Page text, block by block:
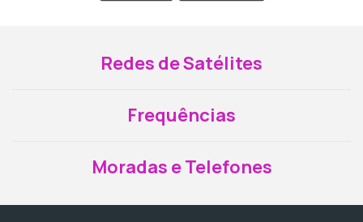
Redes de Satélites
Frequências
Moradas e Telefones